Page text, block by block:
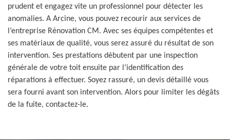
prudent et engagez vite un professionnel pour détecter les
anomalies. A Arcine, vous pouvez recourir aux services de
l’entreprise Rénovation CM. Avec ses équipes compétentes et
ses matériaux de qualité, vous serez assuré du résultat de son
intervention. Ses prestations débutent par une inspection
générale de votre toit ensuite par l’identification des
réparations à effectuer. Soyez rassuré, un devis détaillé vous
sera fourni avant son intervention. Alors pour limiter les dégâts
de la fuite, contactez-le.